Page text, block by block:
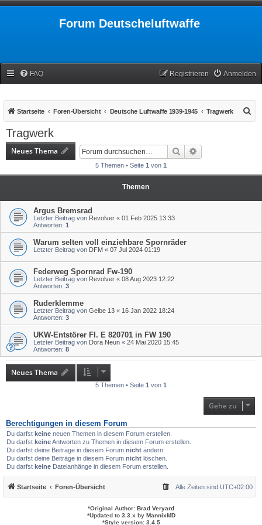
Forum Deutscheluftwaffe
FAQ Anmelden
Registrieren
Startseite Foren-Übersicht Deutsche Luftwaffe 1939-1945 Tragwerk
Tragwerk
Neues Thema Suche
5 Themen • Seite 1 von 1
Themen
Argus Bremsrad
Letzter Beitrag von Revolver « 01 Feb 2025 13:33
Antworten: 1
Warum selten voll einziehbare Spornräder
Letzter Beitrag von DFM « 07 Jul 2024 01:19
Federweg Spornrad Fw-190
Letzter Beitrag von Revolver « 08 Aug 2023 12:22
Antworten: 3
Ruderklemme
Letzter Beitrag von Gelbe 13 « 16 Jan 2022 18:24
Antworten: 3
UKW-Entstörer Fl. E 820701 in FW 190
Letzter Beitrag von Dora Neun « 24 Mai 2020 15:45
Antworten: 8
Neues Thema
5 Themen • Seite 1 von 1
Gehe zu
Berechtigungen in diesem Forum
Du darfst keine neuen Themen in diesem Forum erstellen.
Du darfst keineAntworten zu Themen in diesem Forum erstellen.
Du darfst deine Beiträge in diesem Forum nicht ändern.
Du darfst deine Beiträge in diesem Forum nicht löschen.
Du darfst keine Dateianhänge in diesem Forum erstellen.
Startseite Foren-Übersicht Alle Zeiten sind UTC+02:00
*Original Author: Brad Veryard
*Updated to 3.3.x by MannixMD
*Style version: 3.4.5